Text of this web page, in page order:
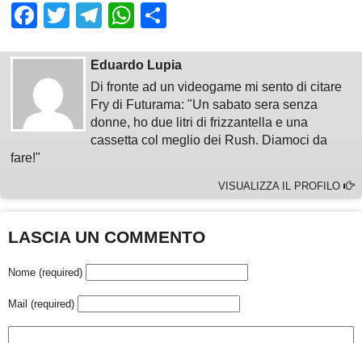
Facebook
TwitterTelegram
WhatsApp
Eduardo Lupia
Di fronte ad un videogame mi sento di citare
Fry di Futurama: "Un sabato sera senza
donne, ho due litri di frizzantella e una
cassetta col meglio dei Rush. Diamoci da
fare!"
VISUALIZZA IL PROFILO
LASCIA UN COMMENTO
Nome (required)
Mail (required)